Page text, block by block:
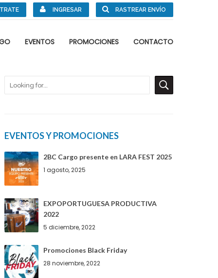
INGRESAR RASTREAR ENVÍO
EVENTOS PROMOCIONES CONTACTO
EVENTOS Y PROMOCIONES
2BC Cargo presente en LARA FEST 2025
1 agosto, 2025
EXPOPORTUGUESA PRODUCTIVA
2022
5 diciembre, 2022
Promociones Black Friday
28 noviembre, 2022